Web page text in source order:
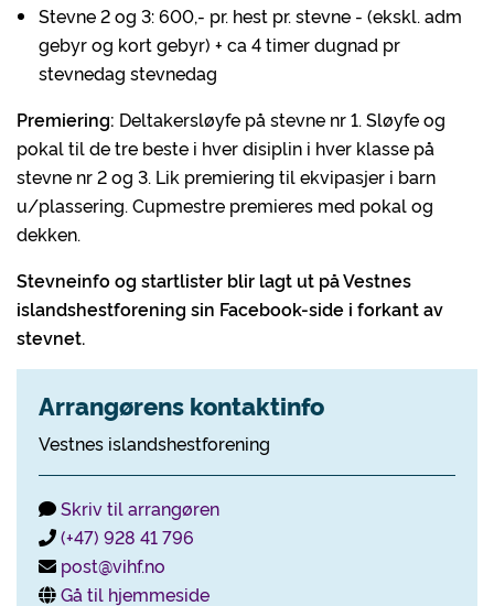
Stevne 2 og 3: 600,- pr. hest pr. stevne - (ekskl. adm
gebyr og kort gebyr) + ca 4 timer dugnad pr
stevnedag stevnedag
Premiering: Deltakersløyfe på stevne nr 1. Sløyfe og
pokal til de tre beste i hver disiplin i hver klasse på
stevne nr 2 og 3. Lik premiering til ekvipasjer i barn
u/plassering. Cupmestre premieres med pokal og
dekken.
Stevneinfo og startlister blir lagt ut på Vestnes
islandshestforening sin Facebook-side i forkant av
stevnet.
Arrangørens kontaktinfo
Vestnes islandshestforening
Skriv til arrangøren
(+47) 928 41 796
post@vihf.no
Gå til hjemmeside